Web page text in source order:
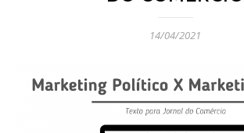
14/04/2021